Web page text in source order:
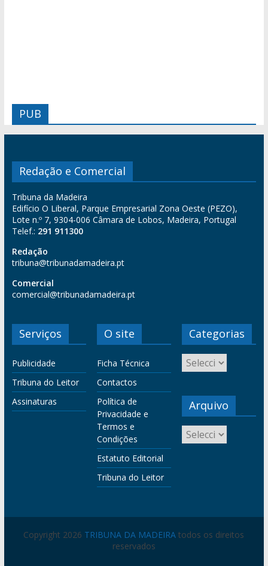
PUB
Redação e Comercial
Tribuna da Madeira
Edifício O Liberal, Parque Empresarial Zona Oeste (PEZO),
Lote n.º 7, 9304-006 Câmara de Lobos, Madeira, Portugal
Telef.: 291 911300
Redação
tribuna@tribunadamadeira.pt
Comercial
comercial@tribunadamadeira.pt
Serviços
Publicidade
Tribuna do Leitor
Assinaturas
O site
Ficha Técnica
Contactos
Política de
Privacidade e
Termos e
Condições
Estatuto Editorial
Tribuna do Leitor
Categorias
Arquivo
Copyright 2026 TRIBUNA DA MADEIRA todos os direitos
reservados